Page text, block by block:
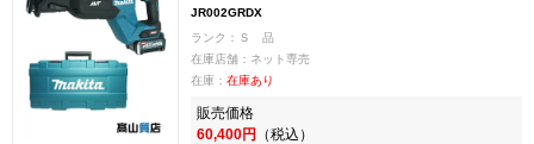
JR002GRDX
ランク：Ｓ 品
在庫店舗：ネット専売
在庫： 在庫あり
販売価格
60,400円 （税込）